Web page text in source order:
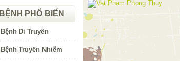
BỆNH PHỔ BIẾN
Bệnh Di Truyền
Bệnh Truyền Nhiễm